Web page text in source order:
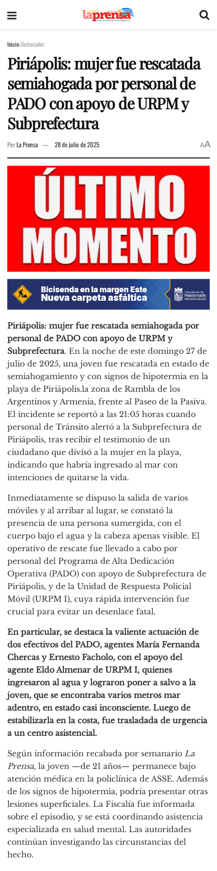
Inicio Destacados
Piriápolis: mujer fue rescatada
semiahogada por personal de
PADO con apoyo de URPM y
Subprefectura
PorLa Prensa 28 de julio de 2025 AA
Piriápolis: mujer fue rescatada semiahogada por
personal de PADO con apoyo de URPM y
Subprefectura. En la noche de este domingo 27 de
julio de 2025, una joven fue rescatada en estado de
semiahogamiento y con signos de hipotermia en la
playa de Piriápolis.la zona de Rambla de los
Argentinos y Armenia, frente al Paseo de la Pasiva.
El incidente se reportó a las 21:05 horas cuando
personal de Tránsito alertó a la Subprefectura de
Piriápolis, tras recibir el testimonio de un
ciudadano que divisó a la mujer en la playa,
indicando que habría ingresado al mar con
intenciones de quitarse la vida.
Inmediatamente se dispuso la salida de varios
móviles y al arribar al lugar, se constató la
presencia de una persona sumergida, con el
cuerpo bajo el agua y la cabeza apenas visible. El
operativo de rescate fue llevado a cabo por
personal del Programa de Alta Dedicación
Operativa (PADO) con apoyo de Subprefectura de
Piriápolis, y de la Unidad de Respuesta Policial
Móvil (URPM I), cuya rápida intervención fue
crucial para evitar un desenlace fatal.
En particular, se destaca la valiente actuación de
dos efectivos del PADO, agentes María Fernanda
Chercasy Ernesto Facholo, con el apoyo del
agente Eldo Almenar de URPM I, quienes
ingresaron al agua y lograron poner a salvo a la
joven, que se encontraba varios metros mar
adentro, en estado casi inconsciente. Luego de
estabilizarla en la costa, fue trasladada de urgencia
a un centro asistencial.
Según información recabada por semanario La
Prensa, la joven —de 21 años— permanece bajo
atención médica en la policlínica de ASSE. Además
de los signos de hipotermia, podría presentar otras
lesiones superficiales. La Fiscalía fue informada
sobre el episodio, y se está coordinando asistencia
especializada en salud mental. Las autoridades
continúan investigando las circunstancias del
hecho.